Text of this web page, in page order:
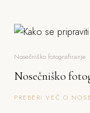
Nosečniško fotografiranje
Nosečniško
PREBERI VEČ O